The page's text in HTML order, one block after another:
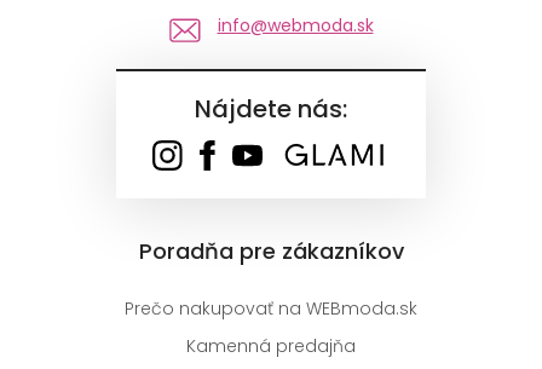
info@webmoda.sk
Nájdete nás:
Poradňa pre zákazníkov
Prečo nakupovať na WEBmoda.sk
Kamenná predajňa